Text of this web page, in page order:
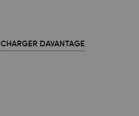
CHARGER DAVANTAGE